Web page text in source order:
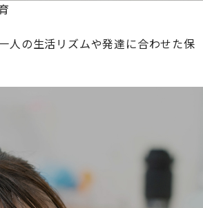
人の生活リズムや発達に合わせた保